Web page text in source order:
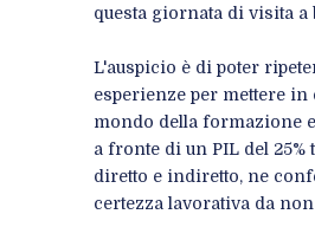
questa giornata di visita a
L'auspicio è di poter
esperienze per mettere
mondo della formazione
a fronte di un PIL del 25%
diretto e indiretto, ne
certezza lavorativa da